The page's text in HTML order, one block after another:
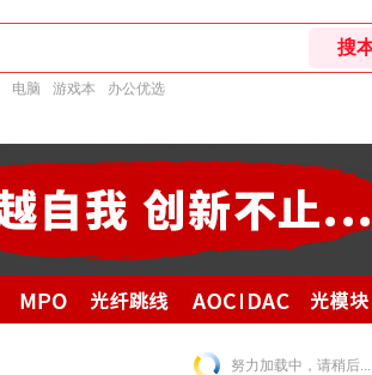
电脑 游戏本 办公优选
努力加载中，请稍后...